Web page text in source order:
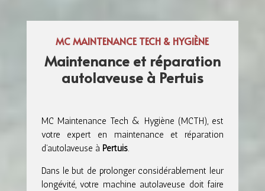
MC MAINTENANCE TECH & HYGIÈNE
Maintenance et réparation
autolaveuse à Pertuis
MC Maintenance Tech & Hygiène (MCTH), est
votre expert en maintenance et réparation
d’autolaveuse à Pertuis.
Dans le but de prolonger considérablement leur
longévité, votre machine autolaveuse doit faire